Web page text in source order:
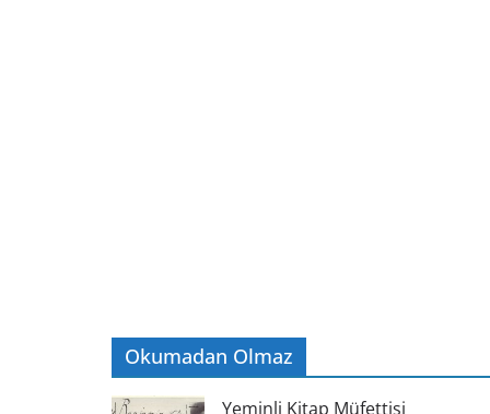
Okumadan Olmaz
Yeminli Kitap Müfettişi